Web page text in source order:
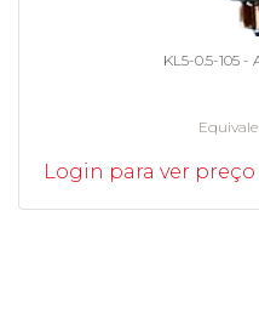
KL5-0.5-105
Login para ver preço